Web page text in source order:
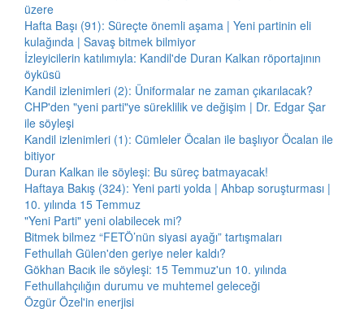
üzere
Hafta Başı (91): Süreçte önemli aşama | Yeni partinin eli
kulağında | Savaş bitmek bilmiyor
İzleyicilerin katılımıyla: Kandil'de Duran Kalkan röportajının
öyküsü
Kandil izlenimleri (2): Üniformalar ne zaman çıkarılacak?
CHP'den "yeni parti"ye süreklilik ve değişim | Dr. Edgar Şar
ile söyleşi
Kandil izlenimleri (1): Cümleler Öcalan ile başlıyor Öcalan ile
bitiyor
Duran Kalkan ile söyleşi: Bu süreç batmayacak!
Haftaya Bakış (324): Yeni parti yolda | Ahbap soruşturması |
10. yılında 15 Temmuz
"Yeni Parti" yeni olabilecek mi?
Bitmek bilmez “FETÖ’nün siyasi ayağı” tartışmaları
Fethullah Gülen'den geriye neler kaldı?
Gökhan Bacık ile söyleşi: 15 Temmuz'un 10. yılında
Fethullahçılığın durumu ve muhtemel geleceği
Özgür Özel'in enerjisi